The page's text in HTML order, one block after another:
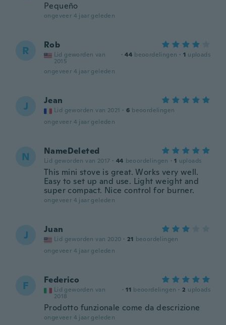
Pequeño
ongeveer 4 jaar geleden
R Rob
Lid geworden van
2015
· 44 beoordelingen · 1 uploads
ongeveer 4 jaar geleden
J Jean
Lid geworden van 2021 · 6 beoordelingen
ongeveer 4 jaar geleden
N NameDeleted
Lid geworden van 2017 · 44 beoordelingen · 1 uploads
This mini stove is great. Works very well.
Easy to set up and use. Light weight and
super compact. Nice control for burner.
ongeveer 4 jaar geleden
J Juan
Lid geworden van 2020 · 21 beoordelingen
ongeveer 4 jaar geleden
F Federico
Lid geworden van
2018
· 11 beoordelingen · 2 uploads
Prodotto funzionale come da descrizione
ongeveer 4 jaar geleden